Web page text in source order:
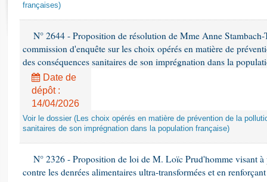
Rapports législatifs
Rapports sur l'application des lois
Baromètre de l’application des lois
Budget et sécurité sociale
Questions écrites et orales
Comptes rendus des débats
françaises)
N° 2644 - Proposition de résolution de Mme Anne
commission d'enquête sur les choix opérés en matière de
des conséquences sanitaires de son imprégnation dans la
Date de
dépôt :
14/04/2026
Voir le dossier (Les choix opérés en matière de prévention de la
sanitaires de son imprégnation dans la population française)
N° 2326 - Proposition de loi de M. Loïc Prud'homme visant
contre les denrées alimentaires ultra-transformées et en